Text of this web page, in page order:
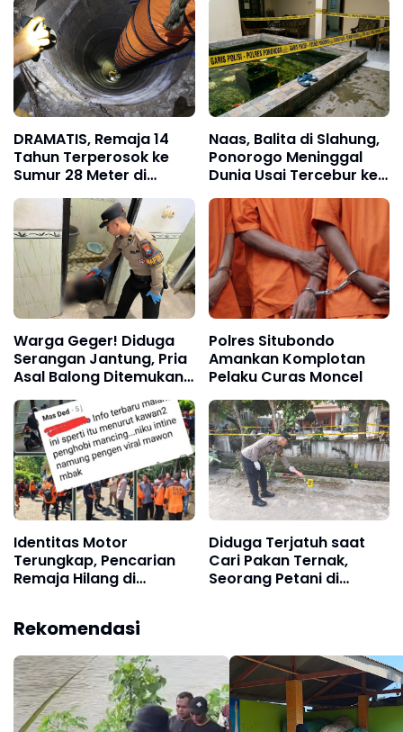
DRAMATIS, Remaja 14
Tahun Terperosok ke
Sumur 28 Meter di
Ponorogo, Selamat
Berkat Air
Naas, Balita di Slahung,
Ponorogo Meninggal
Dunia Usai Tercebur ke
Kolam Ikan Hias
Warga Geger! Diduga
Serangan Jantung, Pria
Asal Balong Ditemukan
Meninggal di Toilet
Masjid Badegan,
Ponorogo
Polres Situbondo
Amankan Komplotan
Pelaku Curas Moncel
Identitas Motor
Terungkap, Pencarian
Remaja Hilang di
Diduga Terjatuh saat
Cari Pakan Ternak,
Seorang Petani di
Rekomendasi